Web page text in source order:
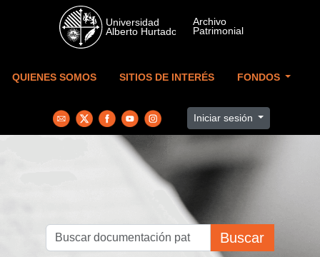
Skip to main content
QUIENES SOMOS SITIOS DE INTERÉS FONDOS
Iniciar sesión
Buscar